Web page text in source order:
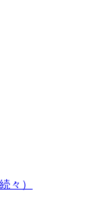
々）